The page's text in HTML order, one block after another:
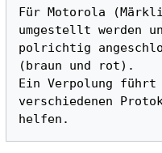
Für Motorola
umgestellt werden
polrichtig
(braun und rot).
Ein Verpolung führt
verschiedenen